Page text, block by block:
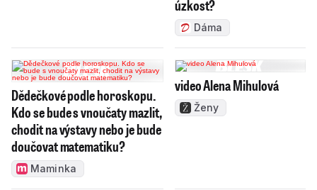
úzkost?
Dáma
Dědečkové podle horoskopu.
Kdo se bude s vnoučaty mazlit,
chodit na výstavy nebo je bude
doučovat matematiku?
Maminka
video Alena Mihulová
Ženy